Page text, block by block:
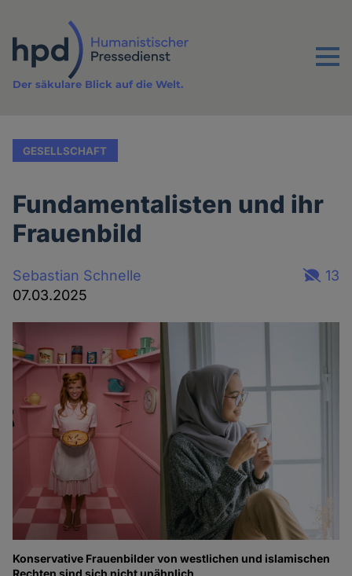
Inhalt
Menu
Der säkulare Blick auf die Welt.
GESELLSCHAFT
Fundamentalisten und ihr
Frauenbild
Sebastian Schnelle
07.03.2025
13
Konservative Frauenbilder von westlichen und islamischen